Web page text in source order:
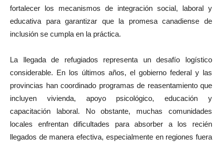
fortalecer los mecanismos de integración social, laboral y
educativa para garantizar que la promesa canadiense de
inclusión se cumpla en la práctica.
La llegada de refugiados representa un desafío logístico
considerable. En los últimos años, el gobierno federal y las
provincias han coordinado programas de reasentamiento que
incluyen vivienda, apoyo psicológico, educación y
capacitación laboral. No obstante, muchas comunidades
locales enfrentan dificultades para absorber a los recién
llegados de manera efectiva, especialmente en regiones fuera